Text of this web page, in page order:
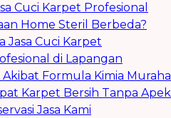
Cuci Karpet Profesional
Home Steril Berbeda?
Jasa Cuci Karpet
di Lapangan
Formula Kimia
Karpet Bersih Tanpa Apek
Jasa Kami